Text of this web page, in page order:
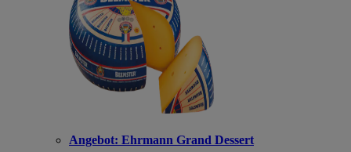
Angebot: Ehrmann Grand Dessert